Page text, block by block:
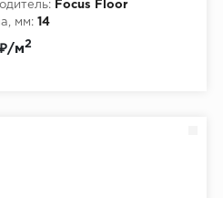
Focus Floor
мм: 14
м2